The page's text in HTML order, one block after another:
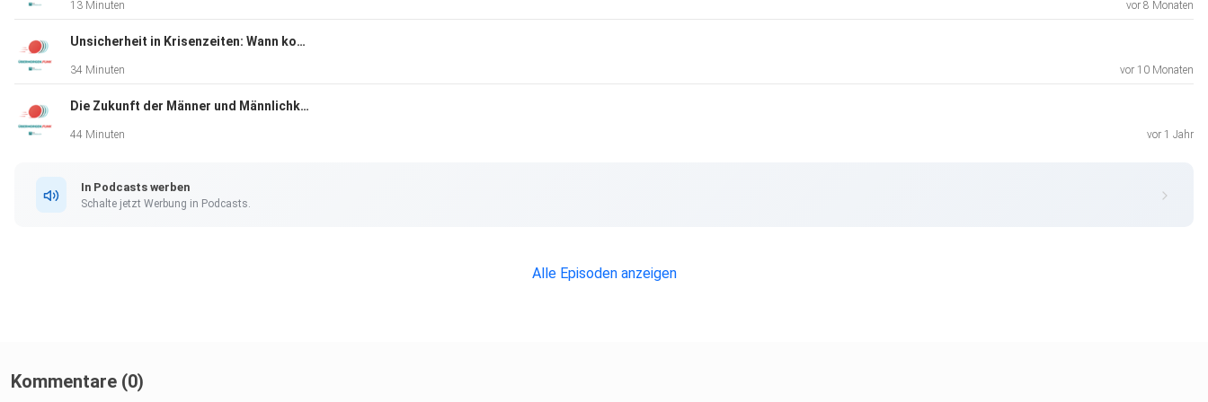
13 Minuten vor 8 Monaten
Unsicherheit in Krisenzeiten: Wann kommt die nächste Pandemie?
34 Minuten vor 10 Monaten
Die Zukunft der Männer und Männlichkeit(en)
44 Minuten vor 1 Jahr
In Podcasts werben
Schalte jetzt Werbung in Podcasts.
Alle Episoden anzeigen
Kommentare (0)